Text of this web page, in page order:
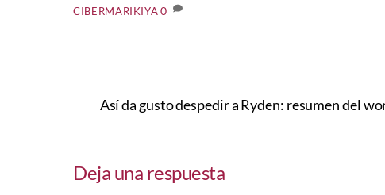
CIBERMARIKIYA 0
Así da gusto despedir a Ryden: resumen del
Deja una respuesta